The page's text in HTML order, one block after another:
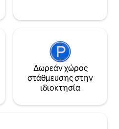
που τους δίνει
και απέχει 7
Δωρεάν χώρος
στάθμευσης στην
ιδιοκτησία